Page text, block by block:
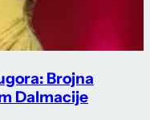
Brojna
Dalmacije